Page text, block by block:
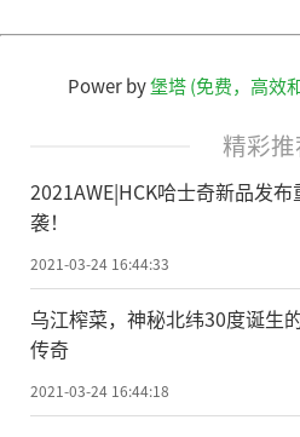
机智能，进入场景智能
在这个大潮之下，
军企业，长虹从自身优
生态家电，赋予了场景
丰富的含义。
另辟蹊径 长虹5G生
痛点
长虹·美菱此次
列5G生态成套家电包
Power by堡塔 (免费，高效
精彩
2021AWE|HCK哈士奇新品发布
袭！
2021-03-24 16:44:33
乌江榨菜，神秘北纬30度诞生
传奇
2021-03-24 16:44:18